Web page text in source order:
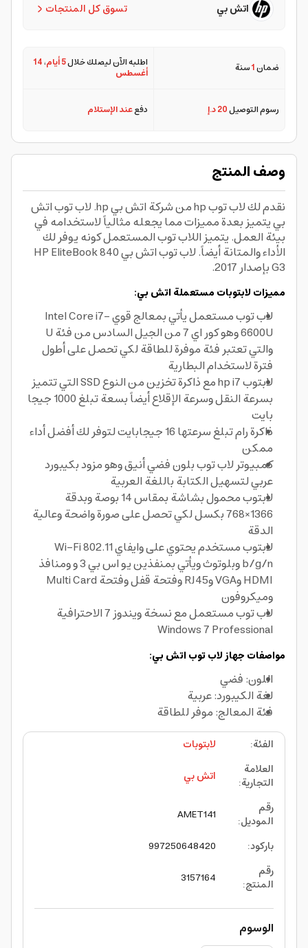
تسوق كل المنتجات اتش بي
ضمان1سنة اطلبه الآن ليصلك خلال5 أيام ،14
أغسطس
رسوم التوصيل20 د.إ دفععند الإستلام
وصف المنتج
نقدم لك لاب توب hp من شركة اتش بي hp. لاب توب اتش
بي يتميز بعدة مميزات مما يجعله مثالياً لاستخدامه في
بيئة العمل. يتميز اللاب توب المستعمل كونه يوفر لك
الأداء والمتانة أيضاً. لاب توب اتش بي HP EliteBook 840
G3 بإصدار 2017.
مميزات لابتوبات مستعملة اتش بي:
لاب توب مستعمل يأتي بمعالج قوي Intel Core i7-
6600U وهو كور اي 7 من الجيل السادس من فئة U
والتي تعتبر فئة موفرة للطاقة لكي تحصل على أطول
فترة لاستخدام البطارية
لابتوب hp i7 مع ذاكرة تخزين من النوع SSD التي تتميز
بسرعة النقل وسرعة الإقلاع أيضاً بسعة تبلغ 1000 جيجا
بايت
ذاكرة رام تبلغ سرعتها 16 جيجابايت لتوفر لك أفضل أداء
ممكن
كمبيوتر لاب توب بلون فضي أنيق وهو مزود بكيبورد
عربي لتسهيل الكتابة باللغة العربية
لابتوب محمول بشاشة بمقاس 14 بوصة وبدقة
1366×768 بكسل لكي تحصل على صورة واضحة وعالية
الدقة
لابتوب مستخدم يحتوي على وايفاي Wi-Fi 802.11
b/g/n وبلوتوث ويأتي بمنفذين يو اس بي 3 و ومنافذ
HDMI وVGA وRJ45 وفتحة قفل وفتحة Multi Card
وميكروفون
لاب توب مستعمل مع نسخة ويندوز 7 الاحترافية
Windows 7 Professional
مواصفات جهاز لاب توب اتش بي:
اللون: فضي
لغة الكيبورد: عربية
فئة المعالج: موفر للطاقة
الفئة:
لابتوبات
العلامة
التجارية:
اتش بي
رقم
الموديل:
AMET141
باركود:
997250648420
رقم
المنتج:
3157164
الوسوم